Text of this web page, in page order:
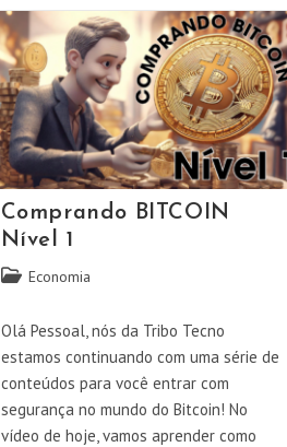
M5Stack
Core
S3
Em
Uma
Carteira
De
Criptomoedas
Segura!
Comprando BITCOIN
Nível 1
Categoria
post:
Economia
Olá Pessoal, nós da Tribo Tecno
estamos continuando com uma série de
conteúdos para você entrar com
segurança no mundo do Bitcoin! No
vídeo de hoje, vamos aprender como